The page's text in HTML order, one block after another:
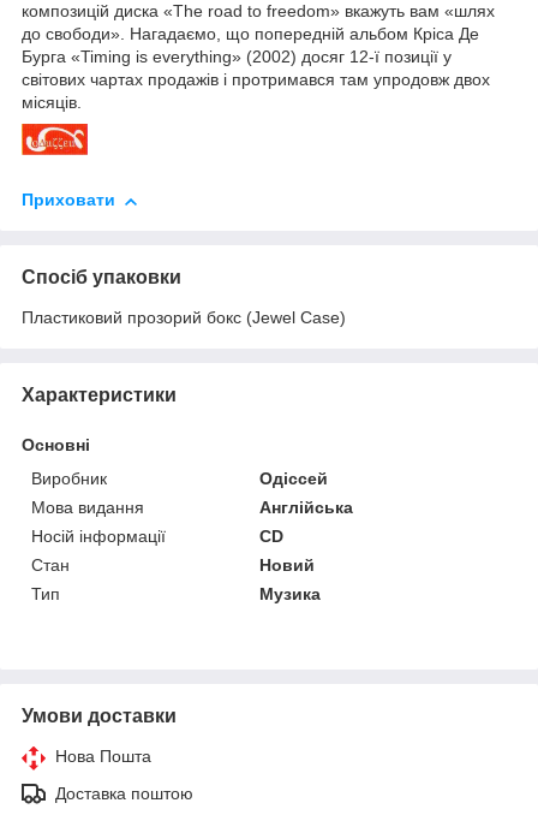
композицій диска «The road to freedom» вкажуть вам «шлях
до свободи». Нагадаємо, що попередній альбом Кріса Де
Бурга «Timing is everything» (2002) досяг 12-ї позиції у
світових чартах продажів і протримався там упродовж двох
місяців.
Приховати
Спосіб упаковки
Пластиковий прозорий бокс (Jewel Case)
Характеристики
Основні
Виробник
Одіссей
Мова видання
Англійська
Носій інформації
CD
Стан
Новий
Тип
Музика
Умови доставки
Нова Пошта
Доставка поштою